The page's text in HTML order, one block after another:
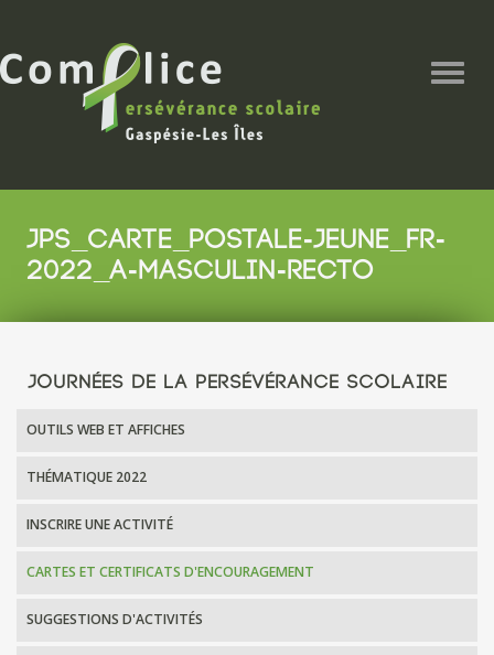
JPS_CARTE_POSTALE-JEUNE_FR-
2022_A-MASCULIN-RECTO
JOURNÉES DE LA PERSÉVÉRANCE SCOLAIRE
OUTILS WEB ET AFFICHES
THÉMATIQUE 2022
INSCRIRE UNE ACTIVITÉ
CARTES ET CERTIFICATS D'ENCOURAGEMENT
SUGGESTIONS D'ACTIVITÉS